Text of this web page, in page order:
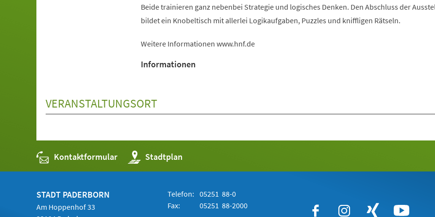
Beide trainieren ganz nebenbei Strategie und logisches Denken. Den Abschluss der
bildet ein Knobeltisch mit allerlei Logikaufgaben, Puzzles und kniffligen Rätseln.
Weitere Informationen www.hnf.de
Informationen
VERANSTALTUNGSORT
Kontaktformular Stadtplan
(Öffnet
in
einem
STADT PADERBORN
Am Hoppenhof 33
Telefon: 05251 88-0
Fax:
05251 88-2000